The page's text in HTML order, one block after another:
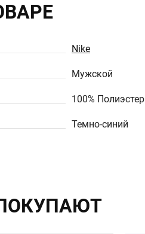
Nike
Мужской
100% Полиэстер
Темно-синий